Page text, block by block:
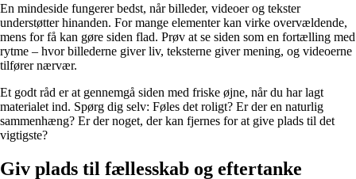
En mindeside fungerer bedst, når billeder, videoer og tekster
understøtter hinanden. For mange elementer kan virke overvældende,
mens for få kan gøre siden flad. Prøv at se siden som en fortælling med
rytme – hvor billederne giver liv, teksterne giver mening, og videoerne
tilfører nærvær.
Et godt råd er at gennemgå siden med friske øjne, når du har lagt
materialet ind. Spørg dig selv: Føles det roligt? Er der en naturlig
sammenhæng? Er der noget, der kan fjernes for at give plads til det
vigtigste?
Giv plads til fællesskab og eftertanke